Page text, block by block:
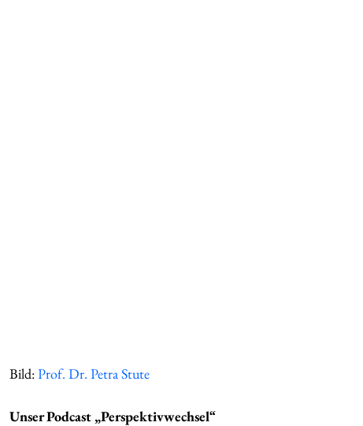
Bild: Prof. Dr. Petra Stute
Unser Podcast „Perspektivwechsel“